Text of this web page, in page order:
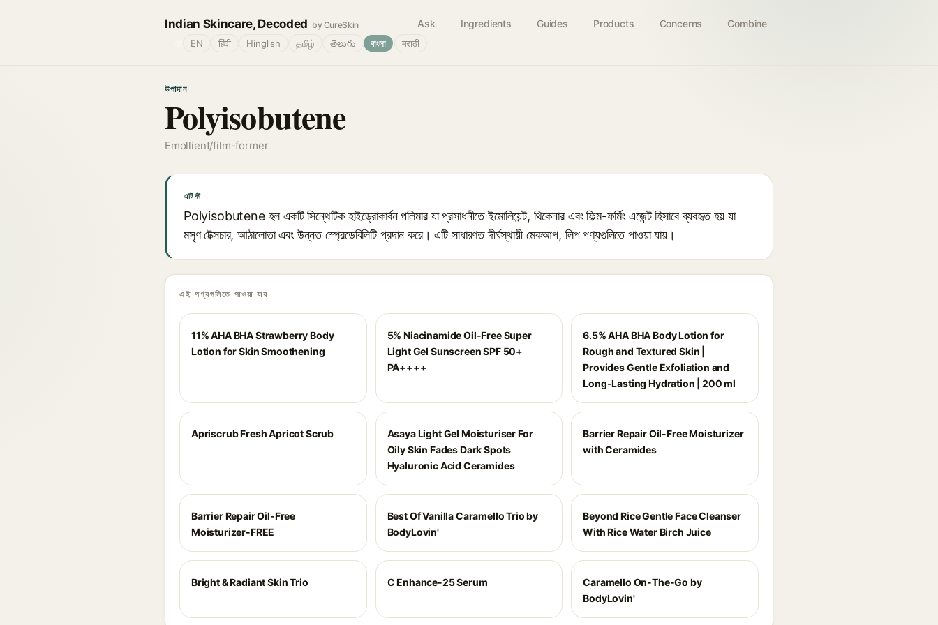
Indian Skincare, Decoded by CureSkin Ask Ingredients Guides Products Concerns Combine
EN हिंदी Hinglish தமிழ் తెలుగు বাংলা मराठी
উপাদান
Polyisobutene
Emollient/film-former
এটি কী
Polyisobutene হল একটি সিন্থেটিক হাইড্রোকার্বন পলিমার যা প্রসাধনীতে ইমোলিয়েন্ট, থিকেনার এবং ফিল্ম-ফর্মিং এজেন্ট হিসাবে ব্যবহৃত হয় যা
মসৃণ টেক্সচার, আঠালোতা এবং উন্নত স্প্রেডেবিলিটি প্রদান করে। এটি সাধারণত দীর্ঘস্থায়ী মেকআপ, লিপ পণ্যগুলিতে পাওয়া যায়।
এই পণ্যগুলিতে পাওয়া যায়
11% AHA BHA Strawberry Body
Lotion for Skin Smoothening
5% Niacinamide Oil-Free Super
Light Gel Sunscreen SPF 50+
PA++++
6.5% AHA BHA Body Lotion for
Rough and Textured Skin |
Provides Gentle Exfoliation and
Long-Lasting Hydration | 200 ml
Apriscrub Fresh Apricot Scrub
Asaya Light Gel Moisturiser For
Oily Skin Fades Dark Spots
Hyaluronic Acid Ceramides
Barrier Repair Oil-Free Moisturizer
with Ceramides
Barrier Repair Oil-Free
Moisturizer-FREE
Best Of Vanilla Caramello Trio by
BodyLovin'
Beyond Rice Gentle Face Cleanser
With Rice Water Birch Juice
Bright & Radiant Skin Trio C Enhance-25 Serum
Caramello On-The-Go by
BodyLovin'